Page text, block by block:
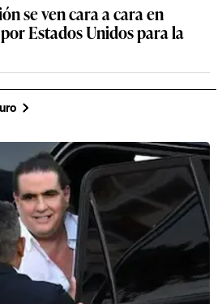
se ven cara a cara en
Estados Unidos para la